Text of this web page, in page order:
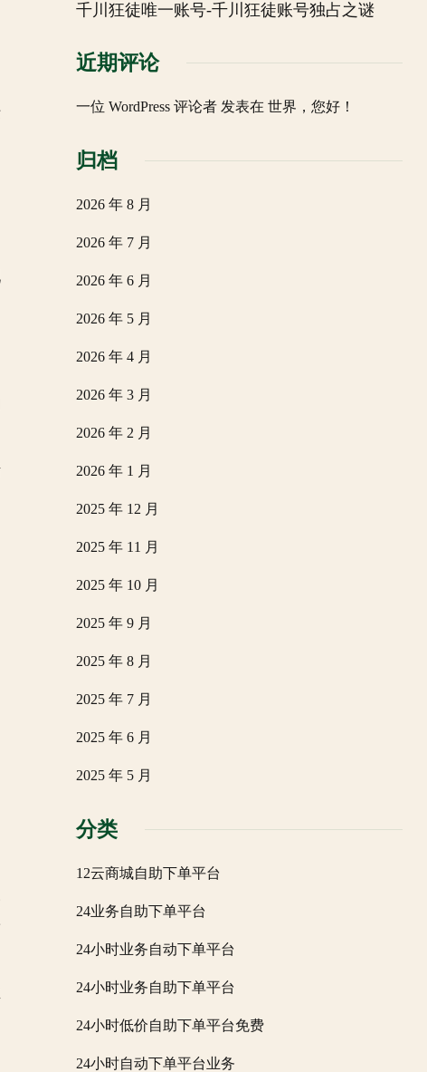
千川狂徒唯一账号-千川狂徒账号独占之谜
近期评论
一位 WordPress 评论者发表在 世界，您好！
归档
2026 年 8 月
2026 年 7 月
2026 年 6 月
2026 年 5 月
2026 年 4 月
2026 年 3 月
2026 年 2 月
2026 年 1 月
2025 年 12 月
2025 年 11 月
2025 年 10 月
2025 年 9 月
2025 年 8 月
2025 年 7 月
2025 年 6 月
2025 年 5 月
分类
12云商城自助下单平台
24业务自助下单平台
24小时业务自动下单平台
24小时业务自助下单平台
24小时低价自助下单平台免费
24小时自动下单平台业务